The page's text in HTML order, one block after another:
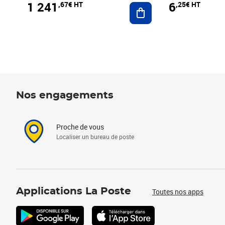
1 241 ,67€ HT Ajouter au panier
6,25€ HT
Nos engagements
Proche de vous
Localiser un bureau de poste
Applications La Poste Toutes nos apps